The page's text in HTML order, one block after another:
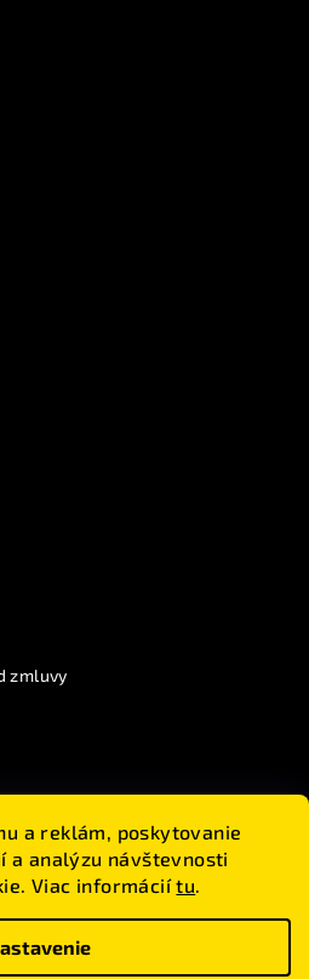
a reklám, poskytovanie
a analýzu návštevnosti
Viac informáciítu.
zmluvy